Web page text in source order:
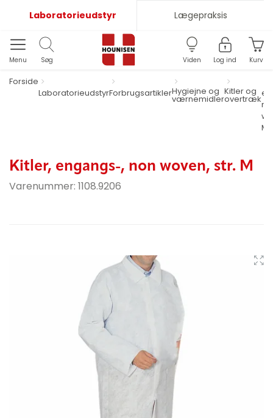
Laboratorieudstyr Lægepraksis
Menu Søg Viden Log ind Kurv
Forside
LaboratorieudstyrForbrugsartiklerHygiejne og
værnemidler
Kitler og
overtræk
M
Kitler, engangs-, non woven, str. M
Varenummer: 1108.9206